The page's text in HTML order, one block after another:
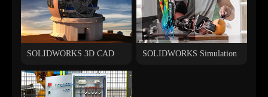
SOLIDWORKS 3D CAD SOLIDWORKS Simulation